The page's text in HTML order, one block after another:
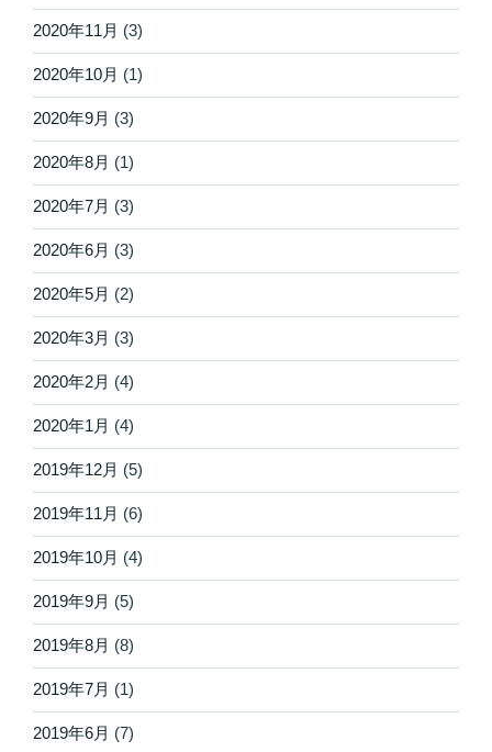
2020年11月 (3)
2020年10月 (1)
2020年9月 (3)
2020年8月 (1)
2020年7月 (3)
2020年6月 (3)
2020年5月 (2)
2020年3月 (3)
2020年2月 (4)
2020年1月 (4)
2019年12月 (5)
2019年11月 (6)
2019年10月 (4)
2019年9月 (5)
2019年8月 (8)
2019年7月 (1)
2019年6月 (7)